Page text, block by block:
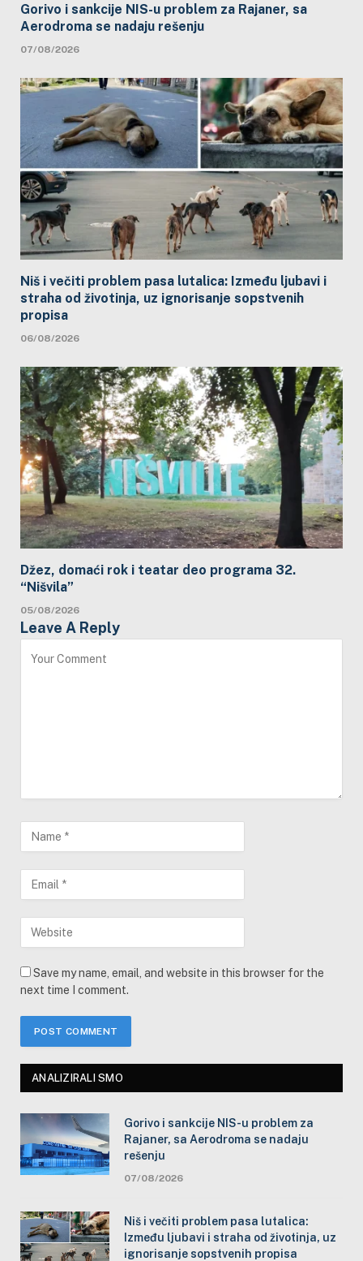
Gorivo i sankcije NIS-u problem za Rajaner, sa
Aerodroma se nadaju rešenju
07/08/2026
Niš i večiti problem pasa lutalica: Između ljubavi i
straha od životinja, uz ignorisanje sopstvenih
propisa
06/08/2026
Džez, domaći rok i teatar deo programa 32.
“Nišvila”
05/08/2026
Leave A Reply
Save my name, email, and website in this browser for the
next time I comment.
ANALIZIRALI SMO
Gorivo i sankcije NIS-u problem za
Rajaner, sa Aerodroma se nadaju
rešenju
07/08/2026
Niš i večiti problem pasa lutalica:
Između ljubavi i straha od životinja, uz
ignorisanje sopstvenih propisa